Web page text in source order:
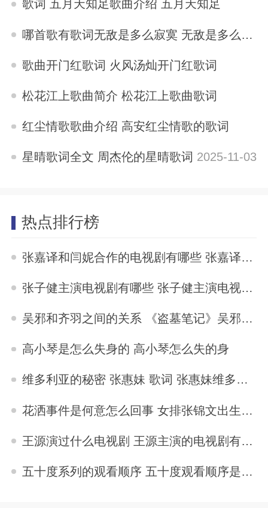
歌词 五月天知足歌曲介绍 五月天知足
2025-11-03
哪首歌有歌词无敌是多么寂寞 无敌是多么寂寞歌词
2025-11-03
歌曲开门红歌词 火风汤灿开门红歌词
2025-11-03
松花江上歌曲简介 松花江上歌曲歌词
2025-11-03
红尘情歌歌曲介绍 高安红尘情歌的歌词
星晴歌词全文 周杰伦的星晴歌词 2025-11-03
热点排行榜
张嘉译和闫妮合作的电视剧有哪些 张嘉译与闫妮合演的电视剧有哪些
2023-04-04
张子健主演电视剧有哪些 张子健主演电视剧大全
2024-02-23
吴邪和齐羽之间的关系 《盗墓笔记》吴邪身世真相究竟如何
2023-04-19
高小琴是怎么失身的 高小琴怎么失的身
2023-05-10
维多利亚的秘密 张惠妹 歌词 张惠妹维多利亚的秘密歌词
2023-10-31
花洒事件是何意怎么回事 女排张锦文出生年月江苏哪里人
2023-05-09
王源演过什么电视剧 王源主演的电视剧有哪些
2023-05-07
五十度系列的观看顺序 五十度观看顺序是什么